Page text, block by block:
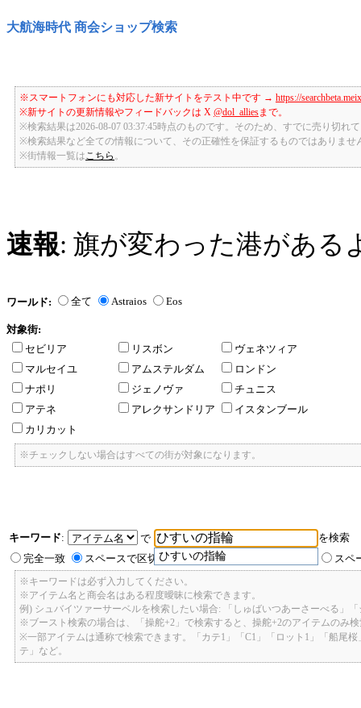
大航海時代 商会ショップ検索
※スマートフォンにも対応した新サイトをテスト中です → https://
※新サイトの更新情報やフィードバックは X @dol_alliesまで。
※検索結果は2026-08-07 03:37:45時点のものです。そのため、すでに売り切れ
※検索結果など全ての情報について、その正確性を保証するものではありませ
※街情報一覧は こちら
速報: 旗が変わった港がある
ワールド: 全て Astraios Eos
対象街:
セビリア
リスボン
ヴェネツィア
マルセイユ
アムステルダム
ロンドン
ナポリ
ジェノヴァ
チュニス
アテネ
アレクサンドリア
イスタンブール
カリカット
※チェックしない場合はすべての街が対象になります。
キーワード:
で
ひすいの指輪
を検索
完全一致
スペースで区切ったキーワードのいずれかを含む スペ
※キーワードは必ず入力してください。
※アイテム名と商会名はある程度曖昧に検索できます。
例) シュバイツァーサーベルを検索したい場合: 「しゅばいつあーさーべる」
※ブースト検索の場合は、「操舵+2」で検索すると、操舵+2のアイテムのみ
※一部アイテムは通称で検索できます。「カテ1」「C1」「ロット1」「船尾
テ」など。